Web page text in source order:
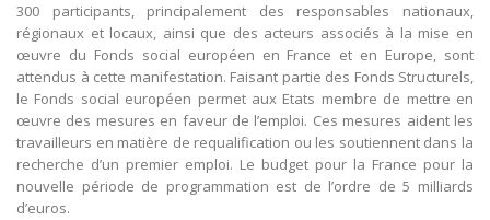
300 participants, principalement des responsables nationaux,
régionaux et locaux, ainsi que des acteurs associés à la mise en
œuvre du Fonds social européen en France et en Europe, sont
attendus à cette manifestation. Faisant partie des Fonds Structurels,
le Fonds social européen permet aux Etats membre de mettre en
œuvre des mesures en faveur de l’emploi. Ces mesures aident les
travailleurs en matière de requalification ou les soutiennent dans la
recherche d’un premier emploi. Le budget pour la France pour la
nouvelle période de programmation est de l’ordre de 5 milliards
d’euros.